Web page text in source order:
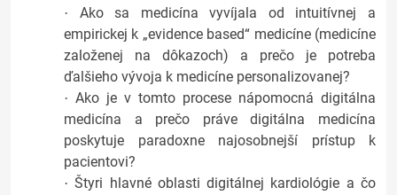
·
Ako sa medicína vyvíjala od intuitívnej a
empirickej k „evidence based“ medicíne (medicíne
založenej na dôkazoch) a prečo je potreba
ďalšieho vývoja k medicíne personalizovanej?
· Ako je v tomto procese nápomocná digitálna
medicína a prečo práve digitálna medicína
poskytuje paradoxne najosobnejší prístup k
pacientovi?
· Štyri hlavné oblasti digitálnej kardiológie a čo